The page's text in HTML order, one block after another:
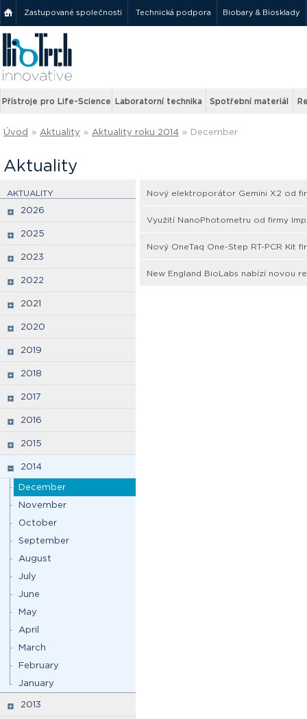
Zastupované společnosti Technická podpora Biobary & Biosklady
Přístroje pro Life-Science Laboratorní technika Spotřební materiál
Úvod » Aktuality » Aktuality roku 2014 » December
Aktuality
AKTUALITY
2026
2025
2023
2022
2021
2020
2019
2018
2017
2016
2015
2014
December
November
October
September
August
July
June
May
April
March
February
January
2013
Nový elektroporátor Gemini X2 od
Využití NanoPhotometru od firmy
Nový OneTaq One-Step RT-PCR Kit
New England BioLabs nabízí novou